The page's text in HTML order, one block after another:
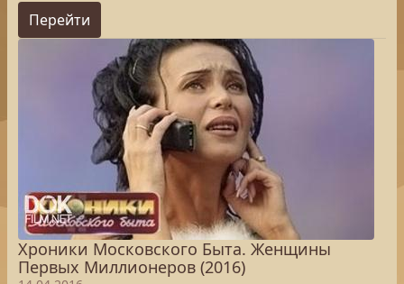
Перейти
Хроники Московского Быта. Женщины
Первых Миллионеров (2016)